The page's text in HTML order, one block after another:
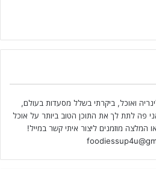
ואוכל, ביקרתי בשלל מסעדות בעולם,
פה לתת לך את התוכן הטוב ביותר על אוכל
מוזמנים ליצור איתי קשר במייל!